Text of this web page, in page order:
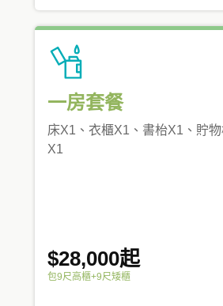
一房套餐
床X1、衣櫃X1、書枱X1、貯
X1
$28,000起
包9尺高櫃+9尺矮櫃